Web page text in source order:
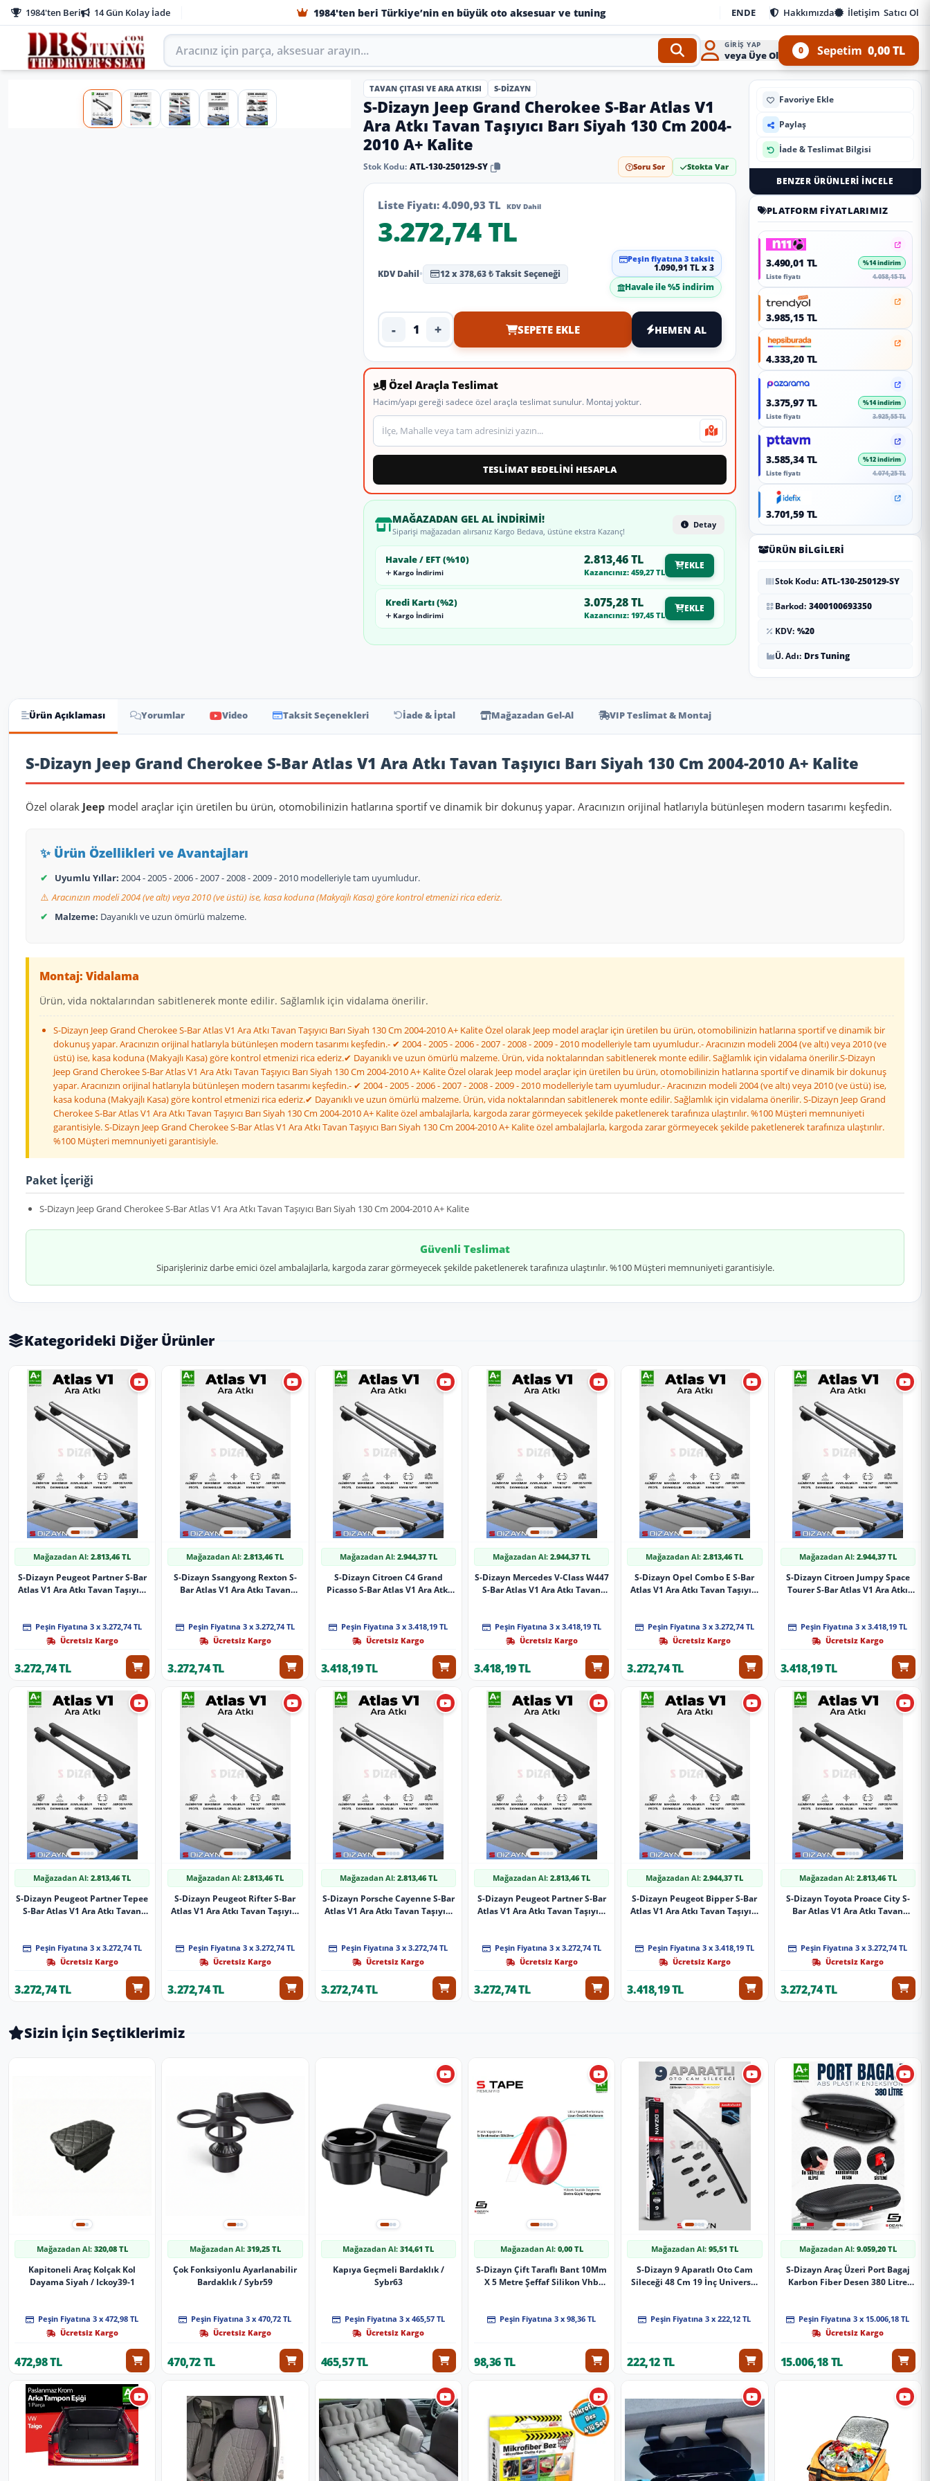
1984'ten Beri 14 Gün Kolay İade 1984'ten beri Türkiye’nin en büyük oto aksesuar ve tuning ENDE Hakkımızda İletişim Satıcı Ol
Aracınız için parça arayın
GIRIŞ YAP
veya Üye Ol 0 Sepetim 0,00 TL
TAVAN ÇITASI VE ARA ATKISI S-DIZAYN
S-Dizayn Jeep Grand Cherokee S-Bar Atlas V1
Ara Atkı Tavan Taşıyıcı Barı Siyah 130 Cm 2004-
2010 A+ Kalite
Stok Kodu: ATL-130-250129-SY Soru Sor Stokta Var
Liste Fiyatı:4.090,93 TL KDV Dahil
3.272,74 TL
KDV Dahil• 12 x 378,63 ₺ Taksit Seçeneği
Peşin fiyatına 3 taksit
1.090,91 TL x 3
Havale ile %5 indirim
Ürün adedi
- + SEPETE EKLE HEMEN AL
Özel Araçla Teslimat
Hacim/yapı gereği sadece özel araçla teslimat sunulur. Montaj yoktur.
Teslimat veya montaj adresi
TESLİMAT BEDELİNİ HESAPLA
MAĞAZADAN GEL AL İNDIRIMI!
Siparişi mağazadan alırsanız Kargo Bedava, üstüne ekstra Kazanç!
Detay
Havale / EFT (%10)
Kargo İndirimi
2.813,46 TL
Kazancınız: 459,27 TL
EKLE
Kredi Kartı (%2)
Kargo İndirimi
3.075,28 TL
Kazancınız: 197,45 TL
EKLE
Favoriye Ekle
Paylaş
İade & Teslimat Bilgisi
BENZER ÜRÜNLERI İNCELE
PLATFORM FIYATLARIMIZ
3.490,01 TL %14 indirim
Liste fiyatı 4.058,15 TL
3.985,15 TL
4.333,20 TL
3.375,97 TL %14 indirim
Liste fiyatı 3.925,55 TL
3.585,34 TL %12 indirim
Liste fiyatı 4.074,25 TL
3.701,59 TL
ÜRÜN BILGILERI
Stok Kodu: ATL-130-250129-SY
Barkod: 3400100693350
KDV: %20
Ü. Adı: Drs Tuning
Ürün Açıklaması Yorumlar Video Taksit Seçenekleri İade & İptal Mağazadan Gel-Al VIP Teslimat & Montaj
Ürün Açıklaması
S-Dizayn Jeep Grand Cherokee S-Bar Atlas V1 Ara Atkı Tavan Taşıyıcı Barı Siyah 130 Cm 2004-2010 A+ Kalite
Özel olarak Jeep model araçlar için üretilen bu ürün, otomobilinizin hatlarına sportif ve dinamik bir dokunuş yapar. Aracınızın orijinal hatlarıyla bütünleşen modern tasarımı keşfedin.
✨ Ürün Özellikleri ve Avantajları
✔ Uyumlu Yıllar: 2004 - 2005 - 2006 - 2007 - 2008 - 2009 - 2010 modelleriyle tam uyumludur.
⚠️ Aracınızın modeli 2004 (ve altı) veya 2010 (ve üstü) ise, kasa koduna (Makyajlı Kasa) göre kontrol etmenizi rica ederiz.
✔
Malzeme: Dayanıklı ve uzun ömürlü malzeme.
Montaj: Vidalama
Ürün, vida noktalarından sabitlenerek monte edilir. Sağlamlık için vidalama önerilir.
S-Dizayn Jeep Grand Cherokee S-Bar Atlas V1 Ara Atkı Tavan Taşıyıcı Barı Siyah 130 Cm 2004-2010 A+ Kalite Özel olarak Jeep model araçlar için üretilen bu ürün, otomobilinizin hatlarına sportif ve dinamik bir
dokunuş yapar. Aracınızın orijinal hatlarıyla bütünleşen modern tasarımı keşfedin.- ✔ 2004 - 2005 - 2006 - 2007 - 2008 - 2009 - 2010 modelleriyle tam uyumludur.- Aracınızın modeli 2004 (ve altı) veya 2010 (ve
üstü) ise, kasa koduna (Makyajlı Kasa) göre kontrol etmenizi rica ederiz.✔ Dayanıklı ve uzun ömürlü malzeme. Ürün, vida noktalarından sabitlenerek monte edilir. Sağlamlık için vidalama önerilir.S-Dizayn
Jeep Grand Cherokee S-Bar Atlas V1 Ara Atkı Tavan Taşıyıcı Barı Siyah 130 Cm 2004-2010 A+ Kalite Özel olarak Jeep model araçlar için üretilen bu ürün, otomobilinizin hatlarına sportif ve dinamik bir dokunuş
yapar. Aracınızın orijinal hatlarıyla bütünleşen modern tasarımı keşfedin.- ✔ 2004 - 2005 - 2006 - 2007 - 2008 - 2009 - 2010 modelleriyle tam uyumludur.- Aracınızın modeli 2004 (ve altı) veya 2010 (ve üstü) ise,
kasa koduna (Makyajlı Kasa) göre kontrol etmenizi rica ederiz.✔ Dayanıklı ve uzun ömürlü malzeme. Ürün, vida noktalarından sabitlenerek monte edilir. Sağlamlık için vidalama önerilir. S-Dizayn Jeep Grand
Cherokee S-Bar Atlas V1 Ara Atkı Tavan Taşıyıcı Barı Siyah 130 Cm 2004-2010 A+ Kalite özel ambalajlarla, kargoda zarar görmeyecek şekilde paketlenerek tarafınıza ulaştırılır. %100 Müşteri memnuniyeti
garantisiyle. S-Dizayn Jeep Grand Cherokee S-Bar Atlas V1 Ara Atkı Tavan Taşıyıcı Barı Siyah 130 Cm 2004-2010 A+ Kalite özel ambalajlarla, kargoda zarar görmeyecek şekilde paketlenerek tarafınıza ulaştırılır.
%100 Müşteri memnuniyeti garantisiyle.
Paket İçeriği
S-Dizayn Jeep Grand Cherokee S-Bar Atlas V1 Ara Atkı Tavan Taşıyıcı Barı Siyah 130 Cm 2004-2010 A+ Kalite
Güvenli Teslimat
Siparişleriniz darbe emici özel ambalajlarla, kargoda zarar görmeyecek şekilde paketlenerek tarafınıza ulaştırılır. %100 Müşteri memnuniyeti garantisiyle.
Kategorideki Diğer Ürünler
Mağazadan Al:2.813,46 TL
S-Dizayn Peugeot Partner S-Bar
Atlas V1 Ara Atkı Tavan Taşıyıcı
Peşin Fiyatına 3 x 3.272,74 TL
Ücretsiz Kargo
3.272,74 TL
Mağazadan Al:2.813,46 TL
S-Dizayn Ssangyong Rexton S-
Bar Atlas V1 Ara Atkı Tavan
Peşin Fiyatına 3 x 3.272,74 TL
Ücretsiz Kargo
3.272,74 TL
Mağazadan Al: 2.944,37 TL
S-Dizayn Citroen C4 Grand
Picasso S-Bar Atlas V1 Ara Atkı
Peşin Fiyatına 3 x 3.418,19 TL
Ücretsiz Kargo
3.418,19 TL
Mağazadan Al:2.944,37 TL
S-Dizayn Mercedes V-Class W447
S-Bar Atlas V1 Ara Atkı Tavan
Peşin Fiyatına 3 x 3.418,19 TL
Ücretsiz Kargo
3.418,19 TL
Mağazadan Al:2.813,46 TL
S-Dizayn Opel Combo E S-Bar
Atlas V1 Ara Atkı Tavan Taşıyıcı
Peşin Fiyatına 3 x 3.272,74 TL
Ücretsiz Kargo
3.272,74 TL
Mağazadan Al: 2.944,37 TL
S-Dizayn Citroen Jumpy Space
Tourer S-Bar Atlas V1 Ara Atkı
Peşin Fiyatına 3 x 3.418,19 TL
Ücretsiz Kargo
3.418,19 TL
Mağazadan Al:2.813,46 TL
S-Dizayn Peugeot Partner Tepee
S-Bar Atlas V1 Ara Atkı Tavan
Peşin Fiyatına 3 x 3.272,74 TL
Ücretsiz Kargo
3.272,74 TL
Mağazadan Al:2.813,46 TL
S-Dizayn Peugeot Rifter S-Bar
Atlas V1 Ara Atkı Tavan Taşıyıcı
Peşin Fiyatına 3 x 3.272,74 TL
Ücretsiz Kargo
3.272,74 TL
Mağazadan Al: 2.813,46 TL
S-Dizayn Porsche Cayenne S-Bar
Atlas V1 Ara Atkı Tavan Taşıyıcı
Peşin Fiyatına 3 x 3.272,74 TL
Ücretsiz Kargo
3.272,74 TL
Mağazadan Al:2.813,46 TL
S-Dizayn Peugeot Partner S-Bar
Atlas V1 Ara Atkı Tavan Taşıyıcı
Peşin Fiyatına 3 x 3.272,74 TL
Ücretsiz Kargo
3.272,74 TL
Mağazadan Al:2.944,37 TL
S-Dizayn Peugeot Bipper S-Bar
Atlas V1 Ara Atkı Tavan Taşıyıcı
Peşin Fiyatına 3 x 3.418,19 TL
Ücretsiz Kargo
3.418,19 TL
Mağazadan Al: 2.813,46 TL
S-Dizayn Toyota Proace City S-
Bar Atlas V1 Ara Atkı Tavan
Peşin Fiyatına 3 x 3.272,74 TL
Ücretsiz Kargo
3.272,74 TL
Sizin İçin Seçtiklerimiz
Mağazadan Al: 320,08 TL
Kapitoneli Araç Kolçak Kol
Dayama Siyah / Ickoy39-1
Peşin Fiyatına 3 x 472,98 TL
Ücretsiz Kargo
472,98 TL
Mağazadan Al: 319,25 TL
Çok Fonksiyonlu Ayarlanabilir
Bardaklık / Sybr59
Peşin Fiyatına 3 x 470,72 TL
Ücretsiz Kargo
470,72 TL
Mağazadan Al:314,61 TL
Kapıya Geçmeli Bardaklık /
Sybr63
Peşin Fiyatına 3 x 465,57 TL
Ücretsiz Kargo
465,57 TL
Mağazadan Al: 0,00 TL
S-Dizayn Çift Taraflı Bant 10Mm
X 5 Metre Şeffaf Silikon Vhb
Peşin Fiyatına 3 x 98,36 TL
98,36 TL
Mağazadan Al: 95,51 TL
S-Dizayn 9 Aparatlı Oto Cam
Sileceği 48 Cm 19 İnç Universal
Peşin Fiyatına 3 x 222,12 TL
222,12 TL
Mağazadan Al: 9.059,20 TL
S-Dizayn Araç Üzeri Port Bagaj
Karbon Fiber Desen 380 Litre
Peşin Fiyatına 3 x 15.006,18 TL
Ücretsiz Kargo
15.006,18 TL